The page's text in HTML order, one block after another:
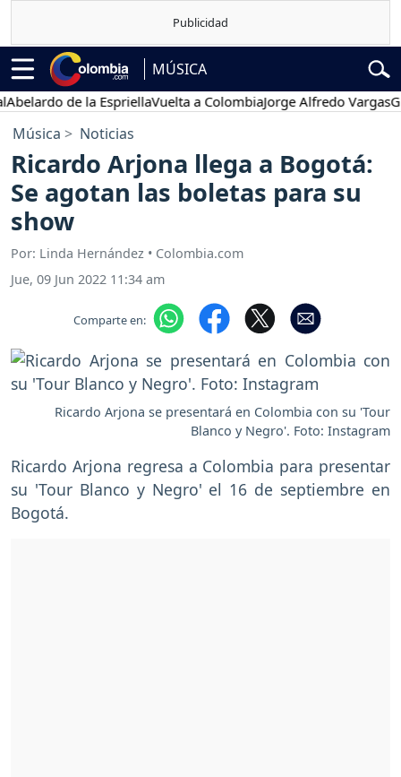
MÚSICA
de la EspriellaVuelta a ColombiaJorge Alfredo Vargas
Música Noticias
Ricardo Arjona llega a Bogotá:
Se agotan las boletas para su
show
Por: Linda Hernández • Colombia.com
Jue, 09 Jun 2022 11:34 am
Comparte en:
Ricardo Arjona se presentará en Colombia con su 'Tour
Blanco y Negro'. Foto: Instagram
Ricardo Arjona regresa a Colombia para presentar
su 'Tour Blanco y Negro' el 16 de septiembre en
Bogotá.